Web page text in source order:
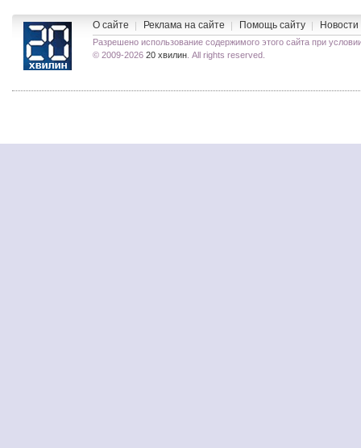
O сайте Реклама на сайте Помощь сайту Новости
Разрешено использование содержимого этого сайта при
© 2009-2026 20 хвилин . All rights reserved.